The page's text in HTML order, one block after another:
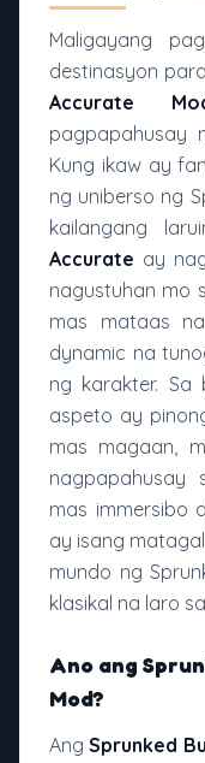
Maligayang
destinasyon
Accurate
pagpapahusay
Kung ikaw ay
ng uniberso ng
kailangang
Accurate ay
nagustuhan mo
mas mataas
dynamic na
ng karakter.
aspeto ay
mas magaan,
nagpapahusay
mas immersibo
ay isang
mundo ng
klasikal na laro
Ano ang
Mod?
AngSprunked